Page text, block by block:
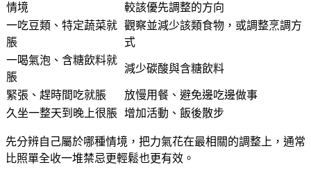
情境
較該優先調整的方向
一吃豆類、特定蔬菜就
脹
觀察並減少該類食物，或調整烹調方
式
一喝氣泡、含糖飲料就
脹
減少碳酸與含糖飲料
緊張、趕時間吃就脹
放慢用餐、避免邊吃邊做事
久坐一整天到晚上很脹 增加活動、飯後散步
先分辨自己屬於哪種情境， 把力氣花在最相關的調整上 ，通常
比照單全收一堆禁忌更輕鬆也更有效。